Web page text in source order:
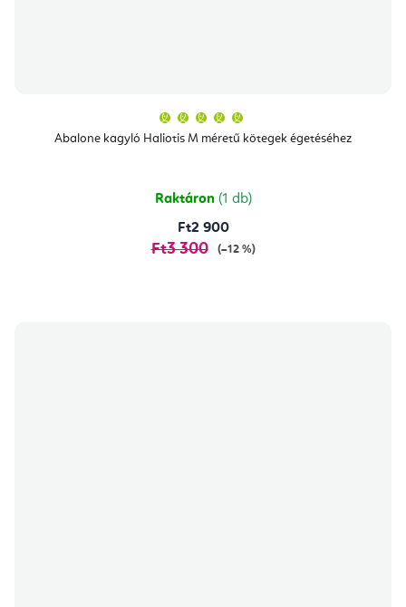
Abalone kagyló Haliotis M méretű kötegek égetéséhez
átlagos
értékelése
csillag.
Raktáron (1 db)
Ft2 900
Ft3 300 (–12 %)